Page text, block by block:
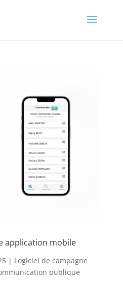
application mobile
| Logiciel de campagne
publique